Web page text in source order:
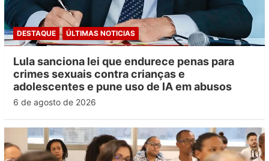
DESTAQUE ÚLTIMAS NOTICIAS
Lula sanciona lei que endurece penas para
crimes sexuais contra crianças e
adolescentes e pune uso de IA em abusos
6 de agosto de 2026